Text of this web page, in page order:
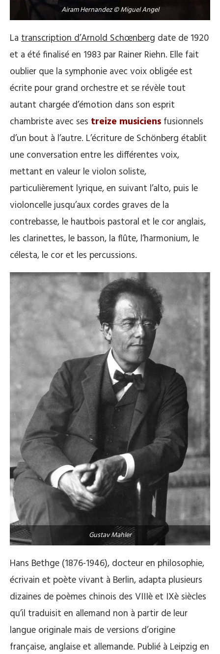
Airam Hernandez © Miguel Angel
La transcription d’Arnold Schœnberg date de 1920
et a été finalisé en 1983 par Rainer Riehn. Elle fait
oublier que la symphonie avec voix obligée est
écrite pour grand orchestre et se révèle tout
autant chargée d’émotion dans son esprit
chambriste avec ses treize musiciens fusionnels
d’un bout à l’autre. L’écriture de Schönberg établit
une conversation entre les différentes voix,
mettant en valeur le violon soliste,
particulièrement lyrique, en suivant l’alto, puis le
violoncelle jusqu’aux cordes graves de la
contrebasse, le hautbois pastoral et le cor anglais,
les clarinettes, le basson, la flûte, l’harmonium, le
célesta, le cor et les percussions.
Gustav Mahler
Hans Bethge (1876-1946), docteur en philosophie,
écrivain et poète vivant à Berlin, adapta plusieurs
dizaines de poèmes chinois des VIIIè et IXè siècles
qu’il traduisit en allemand non à partir de leur
langue originale mais de versions d’origine
française, anglaise et allemande. Publié à Leipzig en